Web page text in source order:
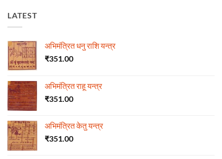
LATEST
अभिमंत्रित धनु राशि यन्त्र
₹351.00
अभिमंत्रित राहू यन्त्र
₹351.00
अभिमंत्रित केतु यन्त्र
₹351.00